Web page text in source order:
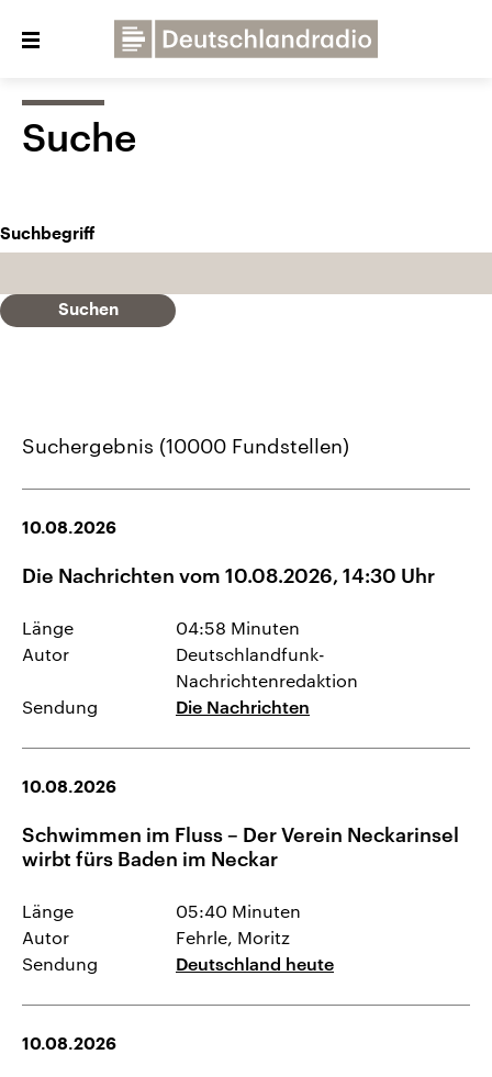
Close
Deutschlandfunk Kultur
Deutschlandfunk Nova
Suche
Suchbegriff
Suchen
Suchergebnis (10000 Fundstellen)
10.08.2026
Die Nachrichten vom 10.08.2026, 14:30 Uhr
Länge
04:58 Minuten
Autor
Deutschlandfunk-
Nachrichtenredaktion
Sendung
Die Nachrichten
10.08.2026
Schwimmen im Fluss – Der Verein Neckarinsel
wirbt fürs Baden im Neckar
Länge
05:40 Minuten
Autor
Fehrle, Moritz
Sendung
Deutschland heute
10.08.2026